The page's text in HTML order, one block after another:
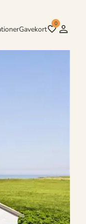
Gavekort
0